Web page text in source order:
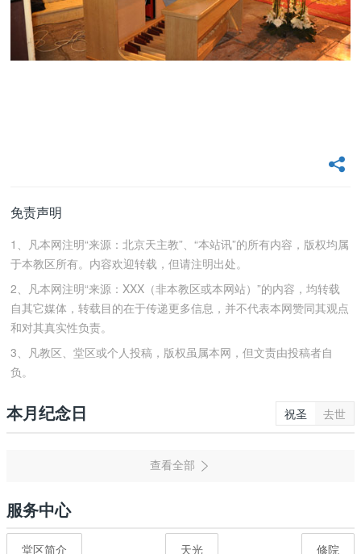
免责声明
1、凡本网注明“来源：北京天主教”、“本站讯”的所有内容，版权均属
于本教区所有。内容欢迎转载，但请注明出处。
2、凡本网注明“来源：XXX（非本教区或本网站）”的内容，均转载
自其它媒体，转载目的在于传递更多信息，并不代表本网赞同其观点
和对其真实性负责。
3、凡教区、堂区或个人投稿，版权虽属本网，但文责由投稿者自
负。
本月纪念日 祝圣 去世
服务中心
堂区简介 天光 修院